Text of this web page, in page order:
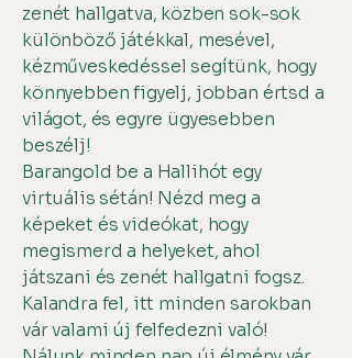
zenét hallgatva, közben sok-sok
különböző játékkal, mesével,
kézműveskedéssel segítünk, hogy
könnyebben figyelj, jobban értsd a
világot, és egyre ügyesebben
beszélj!
Barangold be a Hallihót egy
virtuális sétán! Nézd meg a
képeket és videókat, hogy
megismerd a helyeket, ahol
játszani és zenét hallgatni fogsz.
Kalandra fel, itt minden sarokban
vár valami új felfedezni való!